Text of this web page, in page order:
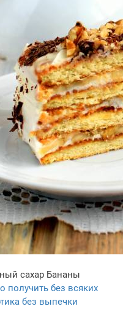
сахар Бананы
получить без всяких
без выпечки